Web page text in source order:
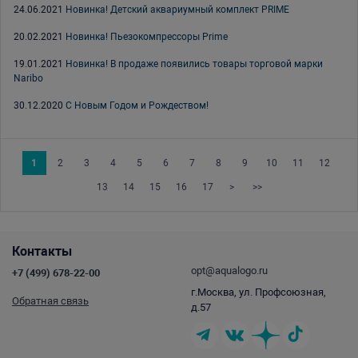
24.06.2021 Новинка! Детский аквариумный комплект PRIME
20.02.2021 Новинка! Пьезокомпрессоры Prime
19.01.2021
Новинка! В продаже появились товары торговой марки
Naribo
30.12.2020 С Новым Годом и Рождеством!
1 2 3 4 5 6 7 8 9 10 11 12
13 14 15 16 17 > >>
Контакты
+7 (499) 678-22-00
Обратная связь
opt@aqualogo.ru
г.Москва, ул. Профсоюзная,
д.57